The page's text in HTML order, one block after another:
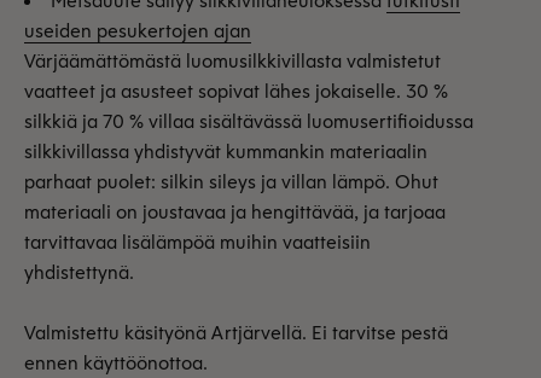
useiden pesukertojen ajan
Värjäämättömästä luomusilkkivillasta valmistetut
vaatteet ja asusteet sopivat lähes jokaiselle. 30 %
silkkiä ja 70 % villaa sisältävässä luomusertifioidussa
silkkivillassa yhdistyvät kummankin materiaalin
parhaat puolet: silkin sileys ja villan lämpö. Ohut
materiaali on joustavaa ja hengittävää, ja tarjoaa
tarvittavaa lisälämpöä muihin vaatteisiin
yhdistettynä.
Valmistettu käsityönä Artjärvellä. Ei tarvitse pestä
ennen käyttöönottoa.